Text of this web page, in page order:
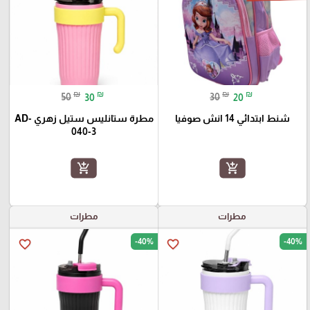
30 ₪ 20 ₪
شنط ابتدائي 14 انش صوفيا
add_shopping_cart
50 ₪ 30 ₪
مطرة ستانليس ستيل زهري AD-
040-3
add_shopping_cart
مطرات
favorite_border -40%
مطرات
favorite_border -40%